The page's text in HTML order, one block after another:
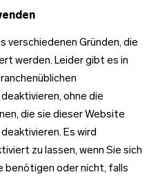
verschiedenen Gründen, die
werden. Leider gibt es in
ohne die
die sie dieser Website
Es wird
zu lassen, wenn Sie sich
benötigen oder nicht, falls